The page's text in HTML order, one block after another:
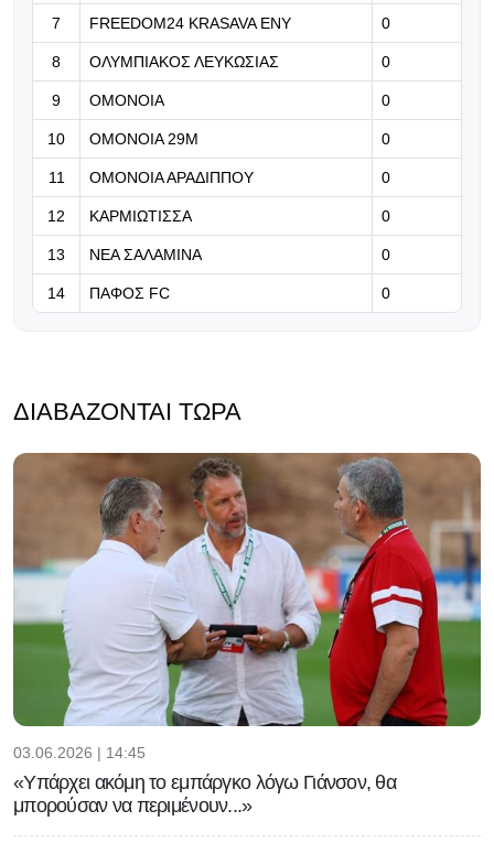
αλλά ξέρουμε τι μας περιμένει στην
Κύπρο...»
Λουίζ: «Θα ήταν άλλη έκβαση, αν
είχαμε προηγηθεί»
7 FREEDOM24 KRASAVA ΕΝΥ 0
8 ΟΛΥΜΠΙΑΚΟΣ ΛΕΥΚΩΣΙΑΣ 0
9 ΟΜΟΝΟΙΑ 0
10 ΟΜΟΝΟΙΑ 29Μ 0
11 ΟΜΟΝΟΙΑ ΑΡΑΔΙΠΠΟΥ 0
12 ΚΑΡΜΙΩΤΙΣΣΑ 0
13 ΝΕΑ ΣΑΛΑΜΙΝΑ 0
14 ΠΑΦΟΣ FC 0
ΔΙΑΒΆΖΟΝΤΑΙ ΤΏΡΑ
03.06.2026 | 14:45
«Υπάρχει ακόμη το εμπάργκο λόγω Γιάνσον, θα
μπορούσαν να περιμένουν...»